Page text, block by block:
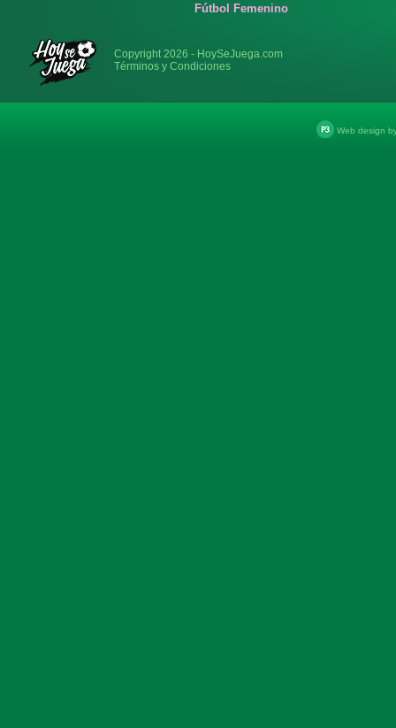
Fútbol Femenino
Copyright 2026 - HoySeJuega.com
Términos y Condiciones
Web design